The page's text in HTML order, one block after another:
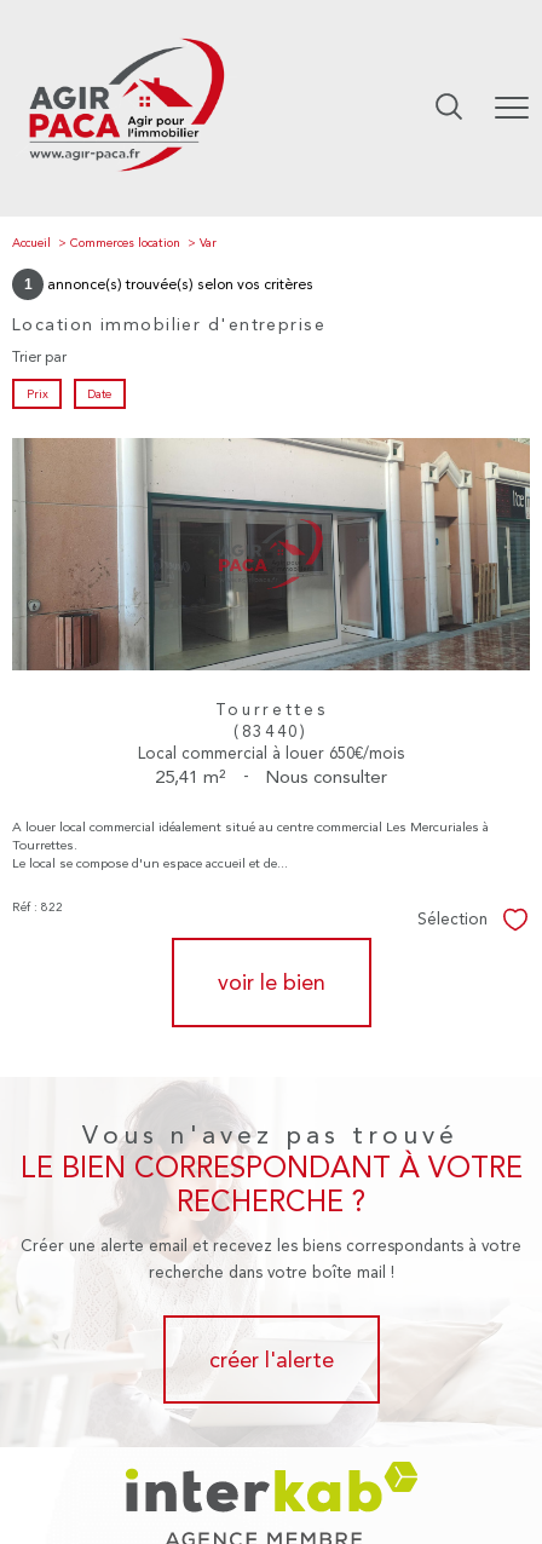
Accueil Commerces location Var
1 annonce(s) trouvée(s) selon vos critères
Location immobilier d'entreprise
Trier par
Prix Date
Tourrettes
(83440)
Local commercial à louer 650€/mois
25,41 m² - Nous consulter
A louer local commercial idéalement situé au centre commercial Les Mercuriales à
Tourrettes.
Le local se compose d'un espace accueil et de...
Réf : 822
Sélection
voir le bien
Vous n'avez pas trouvé
LE BIEN CORRESPONDANT À VOTRE
RECHERCHE ?
Créer une alerte email et recevez les biens correspondants à votre
recherche dans votre boîte mail !
créer l'alerte